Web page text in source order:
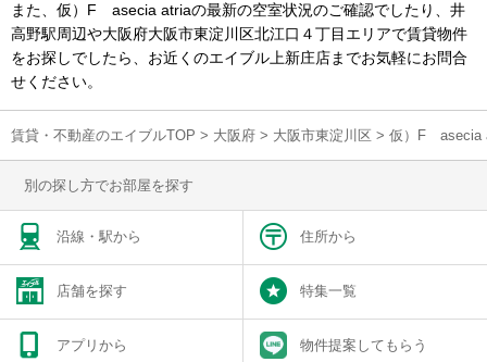
また、仮）F asecia atriaの最新の空室状況のご確認でしたり、井
高野駅周辺や大阪府大阪市東淀川区北江口４丁目エリアで賃貸物件
をお探しでしたら、お近くのエイブル上新庄店までお気軽にお問合
せください。
賃貸・不動産のエイブルTOP > 大阪府 > 大阪市東淀川区 > 仮）F asecia
別の探し方でお部屋を探す
沿線・駅から 住所から
店舗を探す 特集一覧
アプリから 物件提案してもらう